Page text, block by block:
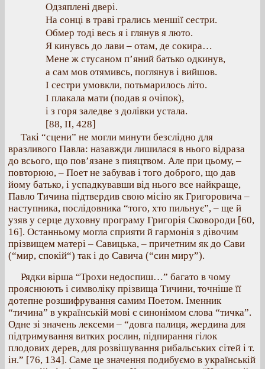
Одзяплені двері.
На сонці в траві грались меншії сестри.
Обмер тоді весь я і глянув я люто.
Я кинувсь до лави – отам, де сокира…
Мене ж стусаном п’яний батько одкинув,
а сам мов отямивсь, поглянув і вийшов.
І сестри умовкли, потьмарилось літо.
І плакала мати (подав я очіпок),
і з горя заледве з долівки устала.
[88, ІІ, 428]
Такі “сцени” не могли минути безслідно для
вразливого Павла: назавжди лишилася в нього відраза
до всього, що пов’язане з пияцтвом. Але при цьому, –
повторюю, – Поет не забував і того доброго, що дав
йому батько, і успадкувавши від нього все найкраще,
Павло Тичина підтвердив свою місію як Григоровича –
наступника, послідовника “того, хто пильнує”, – ще й
узяв у серце духовну програму Григорія Сковороди [60,
16]. Останньому могла сприяти й гармонія з дівочим
прізвищем матері – Савицька, – причетним як до Сави
(“мир, спокій“) так і до Савича (“син миру”).
Рядки вірша “Трохи недоспиш…” багато в чому
прояснюють і символіку прізвища Тичини, точніше її
дотепне розшифрування самим Поетом. Іменник
“тичина” в українській мові є синонімом слова “тичка”.
Одне зі значень лексеми – “довга палиця, жердина для
підтримування витких рослин, підпирання гілок
плодових дерев, для розвішування рибальських сітей і т.
ін.” [76, 134]. Саме це значення подибуємо в українській